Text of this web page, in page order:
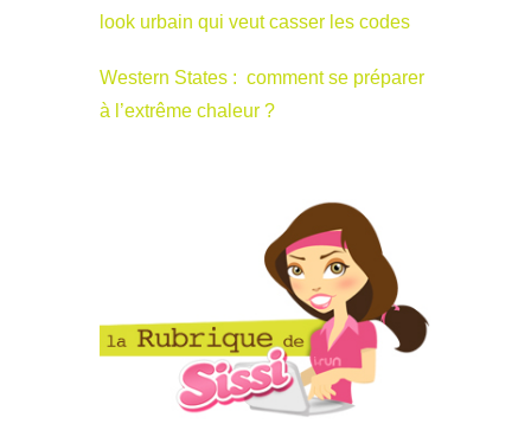
look urbain qui veut casser les codes
Western States : comment se préparer
à l’extrême chaleur ?